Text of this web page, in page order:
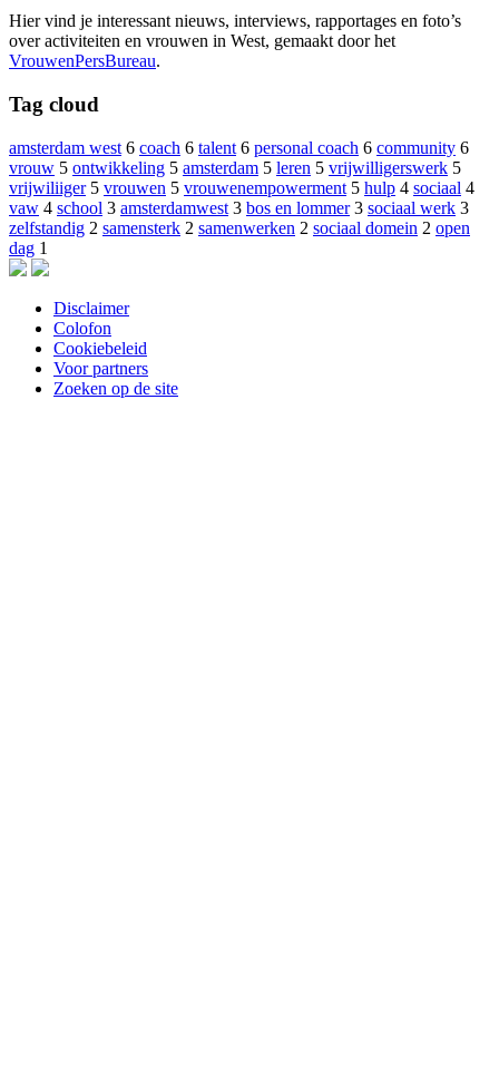
Hier vind je interessant nieuws, interviews, rapportages en foto’s
over activiteiten en vrouwen in West, gemaakt door het
VrouwenPersBureau.
Tag cloud
amsterdam west 6 coach 6 talent 6 personal coach 6 community 6
vrouw 5 ontwikkeling 5 amsterdam 5 leren 5 vrijwilligerswerk 5
vrijwiliiger 5 vrouwen 5 vrouwenempowerment 5 hulp 4 sociaal 4
vaw 4 school 3 amsterdamwest 3 bos en lommer 3 sociaal werk 3
zelfstandig 2 samensterk 2 samenwerken 2 sociaal domein 2 open
dag 1
Disclaimer
Colofon
Cookiebeleid
Voor partners
Zoeken op de site